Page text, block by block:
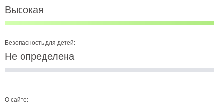
Высокая
Безопасность для детей:
Не определена
О сайте: